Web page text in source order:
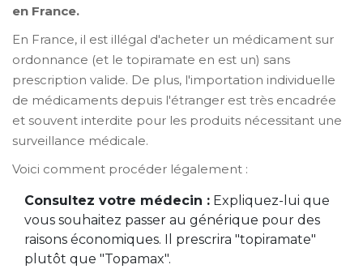
en France.
En France, il est illégal d'acheter un médicament sur
ordonnance (et le topiramate en est un) sans
prescription valide. De plus, l'importation individuelle
de médicaments depuis l'étranger est très encadrée
et souvent interdite pour les produits nécessitant une
surveillance médicale.
Voici comment procéder légalement :
Consultez votre médecin : Expliquez-lui que
vous souhaitez passer au générique pour des
raisons économiques. Il prescrira "topiramate"
plutôt que "Topamax".